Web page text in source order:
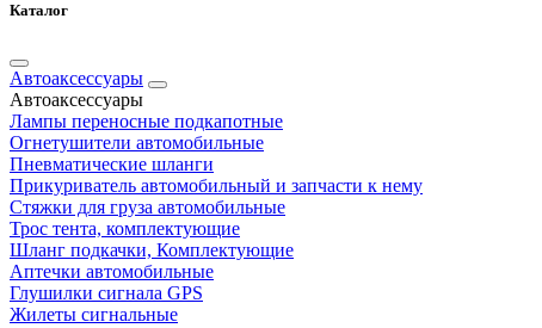
Каталог
Автоаксессуары
Автоаксессуары
Лампы переносные подкапотные
Огнетушители автомобильные
Пневматические шланги
Прикуриватель автомобильный и запчасти к нему
Стяжки для груза автомобильные
Трос тента, комплектующие
Шланг подкачки, Комплектующие
Аптечки автомобильные
Глушилки сигнала GPS
Жилеты сигнальные